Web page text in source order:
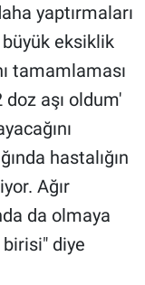
yaptırmaları
eksiklik
tamamlaması
aşı oldum'
hastalığın
Ağır
da olmaya
diye